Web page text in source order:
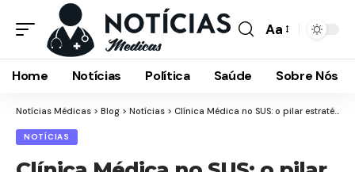
Font
Resizer
Aa
Home Notícias Política Saúde Sobre Nós
Notícias Médicas > Blog > Notícias > Clínica Médica no SUS: o pilar estratégico para reduzir custos e filas na saúde pública
NOTÍCIAS